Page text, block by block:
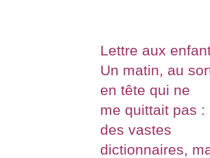
Lettre aux
Un matin, au
en tête qui ne
me quittait pas
des vastes
dictionnaires,